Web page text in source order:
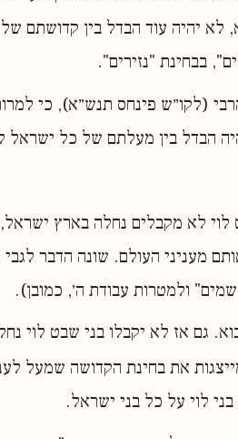
לא יהיה עוד הבדל בין קדושתם
בבחינת "נזירים".
(לקו״ש פינחס תנש״א), כי
הבדל בין מעלתם של כל ישראל
לוי לא מקבלים נחלה בארץ
מעניני העולם. שונה הדבר
ולמטרות עבודת ה׳, כמובן).
גם אז לא יקבלו בני שבט לוי
את בחינת הקדושה שמעל
לוי על כל בני ישראל.